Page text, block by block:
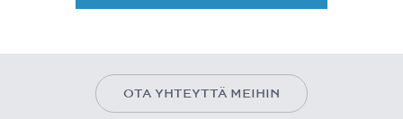
OTA YHTEYTTÄ MEIHIN